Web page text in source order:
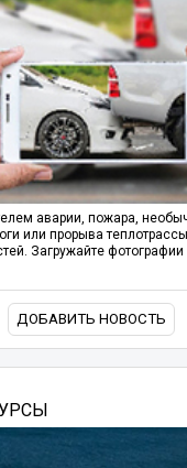
аварии, пожара,
или прорыва
Загружайте
ДОБАВИТЬ НОВОСТЬ